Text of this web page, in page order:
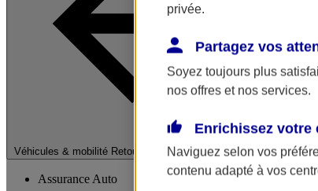
Véhicules & mobilité Retour à la section précédente
Fermer le
Assurance Auto
privée.
Partagez vos
Soyez toujours plus
nos offres et nos services.
Enrichissez votre
Naviguez selon vos
contenu adapté à vos